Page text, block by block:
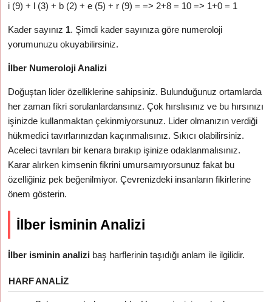
i (9) + l (3) + b (2) + e (5) + r (9) = => 2+8 = 10 => 1+0 = 1
Kader sayınız 1. Şimdi kader sayınıza göre numeroloji
yorumunuzu okuyabilirsiniz.
İlber Numeroloji Analizi
Doğuştan lider özelliklerine sahipsiniz. Bulunduğunuz ortamlarda
her zaman fikri sorulanlardansınız. Çok hırslısınız ve bu hırsınızı
işinizde kullanmaktan çekinmiyorsunuz. Lider olmanızın verdiği
hükmedici tavırlarınızdan kaçınmalısınız. Sıkıcı olabilirsiniz.
Aceleci tavrıları bir kenara bırakıp işinize odaklanmalısınız.
Karar alırken kimsenin fikrini umursamıyorsunuz fakat bu
özelliğiniz pek beğenilmiyor. Çevrenizdeki insanların fikirlerine
önem gösterin.
İlber İsminin Analizi
İlber isminin analizi baş harflerinin taşıdığı anlam ile ilgilidir.
HARFANALIZ